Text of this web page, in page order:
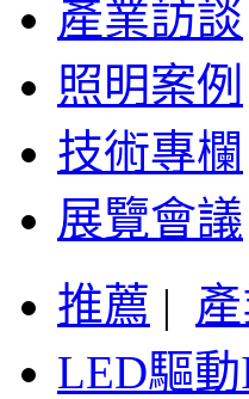
產業訪談
照明案例
技術專欄
展覽會議
推薦 |
LED驅